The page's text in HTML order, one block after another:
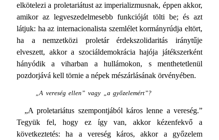
elkötelezi a proletariátust az imperializmusnak, éppen ak­kor,
amikor az legveszedelmesebb funkcióját tölti be; és azt
látjuk: ha az internacionalista szemlélet kormányrúdja eltört,
ha a nemzetközi proletár érdekszolidaritás iránytűje
elveszett, akkor a szociáldemokrácia hajója játék­szerként
hányódik a viharban a hullámokon, s menthe­tetlenül
pozdorjává kell törnie a népek mészárlásának örvényében.
„A vereség ellen” vagy „a győzelemért”?
„A proletariátus szempontjából káros lenne a vereség.”
Tegyük fel, hogy ez így van, akkor kézenfekvő a
következtetés: ha a vereség káros, akkor a győzelem